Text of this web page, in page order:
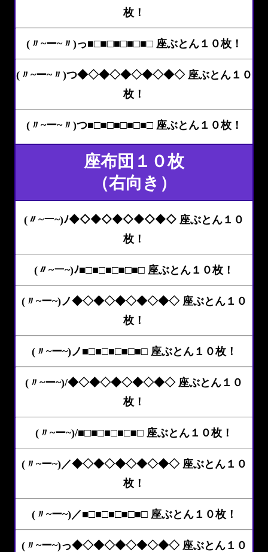
枚！
(〃~ー~〃)っ■□■□■□■□■□ 座ぶとん１０枚！
(〃~ー~〃)つ◆◇◆◇◆◇◆◇◆◇ 座ぶとん１０
枚！
(〃~ー~〃)つ■□■□■□■□■□ 座ぶとん１０枚！
座布団１０枚
（右向き）
(〃~ー~)ﾉ◆◇◆◇◆◇◆◇◆◇ 座ぶとん１０
枚！
(〃~ー~)ﾉ■□■□■□■□■□ 座ぶとん１０枚！
(〃~ー~)ノ◆◇◆◇◆◇◆◇◆◇ 座ぶとん１０
枚！
(〃~ー~)ノ■□■□■□■□■□ 座ぶとん１０枚！
(〃~ー~)/◆◇◆◇◆◇◆◇◆◇ 座ぶとん１０
枚！
(〃~ー~)/■□■□■□■□■□ 座ぶとん１０枚！
(〃~ー~)／◆◇◆◇◆◇◆◇◆◇ 座ぶとん１０
枚！
(〃~ー~)／■□■□■□■□■□ 座ぶとん１０枚！
(〃~ー~)っ◆◇◆◇◆◇◆◇◆◇ 座ぶとん１０